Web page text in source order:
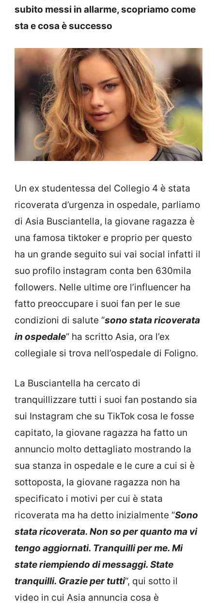
subito messi in allarme, scopriamo come
sta e cosa è successo
Un ex studentessa del Collegio 4 è stata
ricoverata d’urgenza in ospedale, parliamo
di Asia Busciantella, la giovane ragazza è
una famosa tiktoker e proprio per questo
ha un grande seguito sui vai social infatti il
suo profilo instagram conta ben 630mila
followers. Nelle ultime ore l’influencer ha
fatto preoccupare i suoi fan per le sue
condizioni di salute “sono stata ricoverata
in ospedale” ha scritto Asia, ora l’ex
collegiale si trova nell’ospedale di Foligno.
La Busciantella ha cercato di
tranquillizzare tutti i suoi fan postando sia
sui Instagram che su TikTok cosa le fosse
capitato, la giovane ragazza ha fatto un
annuncio molto dettagliato mostrando la
sua stanza in ospedale e le cure a cui si è
sottoposta, la giovane ragazza non ha
specificato i motivi per cui è stata
ricoverata ma ha detto inizialmente “Sono
stata ricoverata. Non so per quanto ma vi
tengo aggiornati. Tranquilli per me. Mi
state riempiendo di messaggi. State
tranquilli. Grazie per tutti“, qui sotto il
video in cui Asia annuncia cosa è